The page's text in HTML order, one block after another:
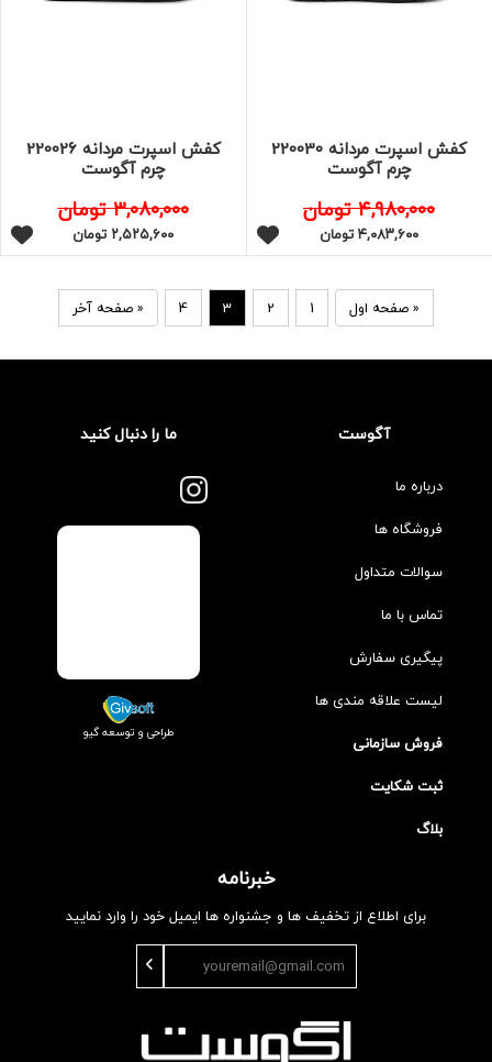
کفش اسپرت مردانه 220030
چرم آگوست
۴,۹۸۰,۰۰۰تومان
۴,۰۸۳,۶۰۰تومان
کفش اسپرت مردانه 220026
چرم آگوست
۳,۰۸۰,۰۰۰تومان
۲,۵۲۵,۶۰۰ تومان
«صفحه اول 1
2
3
4
«صفحه آخر
آگوست
درباره ما
فروشگاه ها
سوالات متداول
تماس با ما
پیگیری سفارش
لیست علاقه مندی ها
فروش سازمانی
ثبت شکایت
بلاگ
ما را دنبال کنید
طراحی و توسعه گیو
خبرنامه
برای اطلاع از تخفیف ها و جشنواره ها ایمیل خود را وارد نمایید